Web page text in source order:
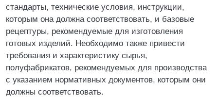
стандарты, технические условия, инструкции,
которым она должна соответствовать, и базовые
рецептуры, рекомендуемые для изготовления
готовых изделий. Необходимо также привести
требования и характеристику сырья,
полуфабрикатов, рекомендуемых для производства
с указанием нормативных документов, которым они
должны соответствовать.